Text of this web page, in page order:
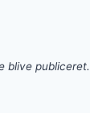
blive publiceret.